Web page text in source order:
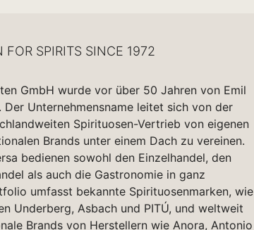
FOR SPIRITS SINCE 1972
GmbH wurde vor über 50 Jahren von Emil
Unternehmensname leitet sich von der
Spirituosen-Vertrieb von eigenen
Brands unter einem Dach zu vereinen.
bedienen sowohl den Einzelhandel, den
als auch die Gastronomie in ganz
umfasst bekannte Spirituosenmarken, wie
Underberg, Asbach und PITÚ, und weltweit
Brands von Herstellern wie Anora, Antonio